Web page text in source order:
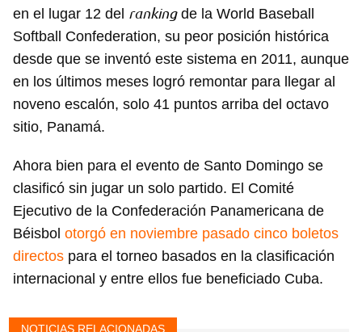
en el lugar 12 del rankingde la World Baseball
Softball Confederation, su peor posición histórica
desde que se inventó este sistema en 2011, aunque
en los últimos meses logró remontar para llegar al
noveno escalón, solo 41 puntos arriba del octavo
sitio, Panamá.
Ahora bien para el evento de Santo Domingo se
clasificó sin jugar un solo partido. El Comité
Ejecutivo de la Confederación Panamericana de
Béisbol otorgó en noviembre pasado cinco boletos
directos para el torneo basados en la clasificación
internacional y entre ellos fue beneficiado Cuba.
NOTICIAS RELACIONADAS